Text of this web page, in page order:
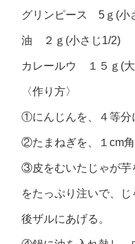
グリンピース 5ｇ(小
油 ２ｇ(小さじ1/2)
カレールウ １５ｇ(
〈作り方〉
①にんじんを、４等分
②たまねぎを、１cm角
③皮をむいたじゃが芋
をたっぷり注いで、
後ザルにあげる。